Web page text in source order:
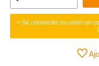
> Se connecter ou créer un